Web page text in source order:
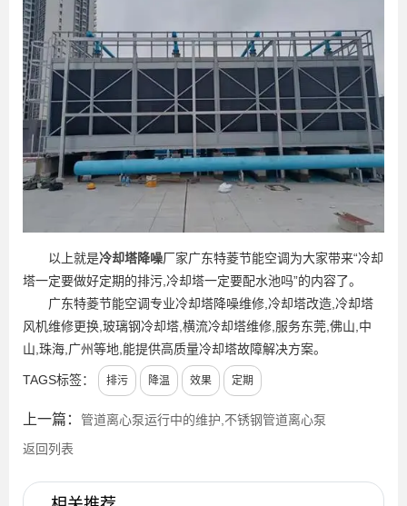
以上就是冷却塔降噪厂家广东特菱节能空调为大家带来“冷却
塔一定要做好定期的排污,冷却塔一定要配水池吗”的内容了。
广东特菱节能空调专业冷却塔降噪维修,冷却塔改造,冷却塔
风机维修更换,玻璃钢冷却塔,横流冷却塔维修,服务东莞,佛山,中
山,珠海,广州等地,能提供高质量冷却塔故障解决方案。
TAGS标签： 排污 降温 效果 定期
上一篇： 管道离心泵运行中的维护,不锈钢管道离心泵
返回列表